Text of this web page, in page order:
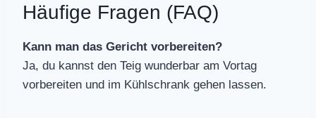
Häufige Fragen (FAQ)
Kann man das Gericht vorbereiten?
Ja, du kannst den Teig wunderbar am Vortag
vorbereiten und im Kühlschrank gehen lassen.